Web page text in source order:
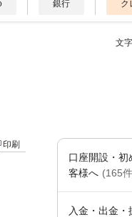
銀行 ク
文
口座開設・初
客様へ (165
入金・出金・
印刷